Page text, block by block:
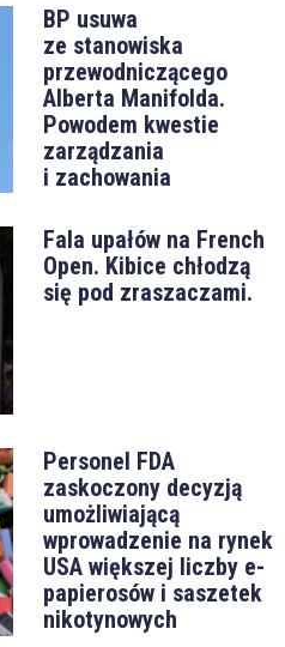
BP usuwa
ze stanowiska
przewodniczącego
Alberta Manifolda.
Powodem kwestie
zarządzania
i zachowania
Fala upałów na French
Open. Kibice chłodzą
się pod zraszaczami.
Personel FDA
zaskoczony decyzją
umożliwiającą
wprowadzenie na rynek
USA większej liczby e-
papierosów i saszetek
nikotynowych